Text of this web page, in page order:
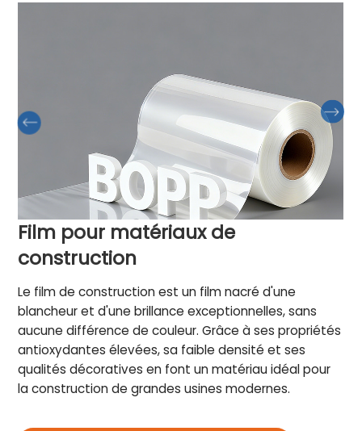
Film pour matériaux de
construction
Le film de construction est un film nacré d'une
blancheur et d'une brillance exceptionnelles, sans
aucune différence de couleur. Grâce à ses propriétés
antioxydantes élevées, sa faible densité et ses
qualités décoratives en font un matériau idéal pour
la construction de grandes usines modernes.